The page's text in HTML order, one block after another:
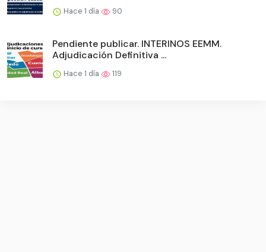
Hace 1 día 90
Pendiente publicar. INTERINOS EEMM.
Adjudicación Definitiva ...
Hace 1 día 119